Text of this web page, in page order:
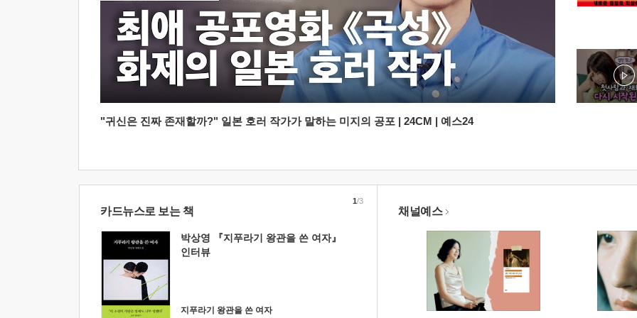
"귀신은 진짜 존재할까?" 일본 호러 작가가 말하는 미지의 공포 | 24CM | 예스24
카드뉴스로 보는 책
박상영 『지푸라기 왕관을 쓴 여자』
인터뷰
지푸라기 왕관을 쓴 여자
1/3
채널예스